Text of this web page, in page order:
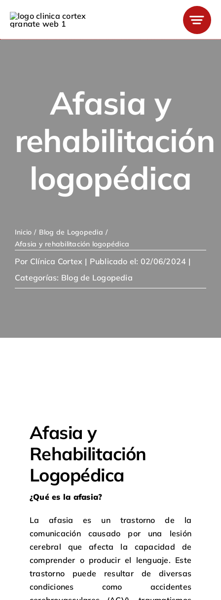
Afasia y
rehabilitación
logopédica
Inicio
Blog de Logopedia
Afasia y rehabilitación logopédica
Por Clínica Cortex | Publicado el: 02/06/2024 |
Categorías: Blog de Logopedia
Afasia y
Rehabilitación
Logopédica
¿Qué es la afasia?
La afasia es un trastorno de la
comunicación causado por una lesión
cerebral que afecta la capacidad de
comprender o producir el lenguaje. Este
trastorno puede resultar de diversas
condiciones como accidentes